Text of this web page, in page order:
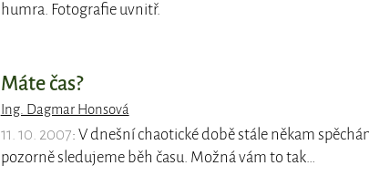
humra. Fotografie uvnitř.
Máte čas?
Ing. Dagmar Honsová
11. 10. 2007: V dnešní chaotické době stále někam
pozorně sledujeme běh času. Možná vám to tak…